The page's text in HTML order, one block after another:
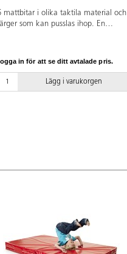
mattbitar i olika taktila material och
som kan pusslas ihop. En
in för att se ditt avtalade pris.
Lägg i varukorgen